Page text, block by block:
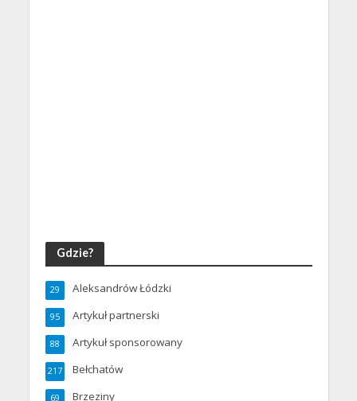
Gdzie?
Aleksandrów Łódzki
29
Artykuł partnerski
95
Artykuł sponsorowany
88
Bełchatów
217
Brzeziny
69